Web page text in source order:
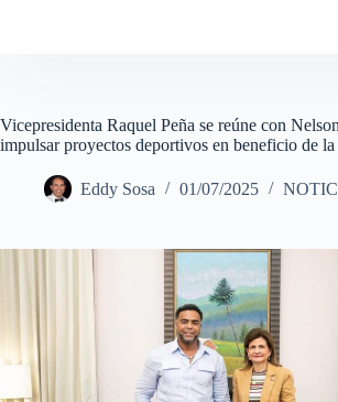
Vicepresidenta Raquel Peña se reúne con
impulsar proyectos deportivos en beneficio de
Eddy Sosa 01/07/2025